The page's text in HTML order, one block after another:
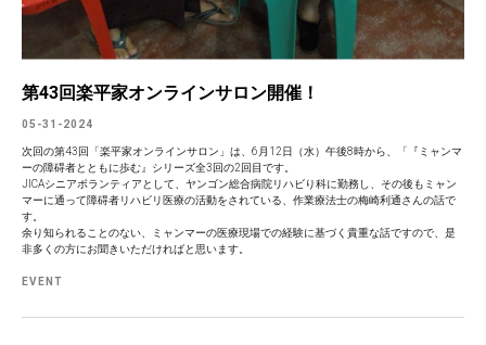
第43回楽平家オンラインサロン開催！
05-31-2024
次回の第43回「楽平家オンラインサロン」は、6月12日（水）午後8時から、「『ミャンマ
ーの障碍者とともに歩む』シリーズ全3回の2回目です。
JICAシニアボランティアとして、ヤンゴン総合病院リハビり科に勤務し、その後もミャン
マーに通って障碍者リハビリ医療の活動をされている、作業療法士の梅崎利通さんの話で
す。
余り知られることのない、ミャンマーの医療現場での経験に基づく貴重な話ですので、是
非多くの方にお聞きいただければと思います。
EVENT